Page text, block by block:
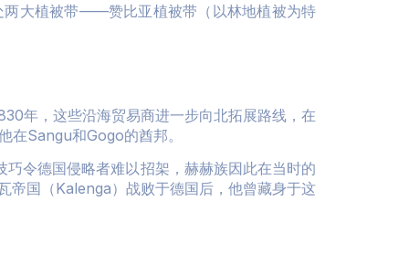
两大植被带——赞比亚植被带（以林地植被为特
年，这些沿海贸易商进一步向北拓展路线，在
在Sangu和Gogo的酋邦。
令德国侵略者难以招架，赫赫族因此在当时的
帝国（Kalenga）战败于德国后，他曾藏身于这